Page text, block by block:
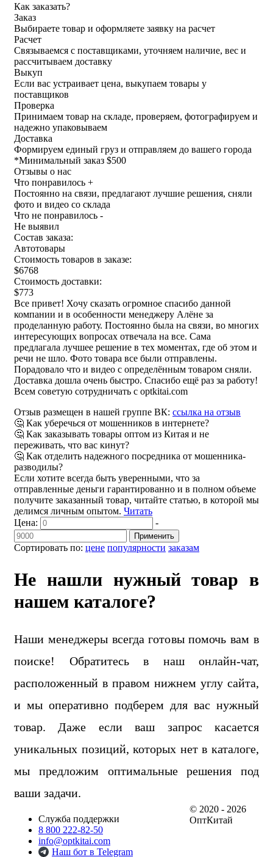
Как заказать?
Заказ
Выбираете товар и оформляете заявку на расчет
Расчет
Связываемся с поставщиками, уточняем наличие, вес и
рассчитываем доставку
Выкуп
Если вас устраивает цена, выкупаем товары у
поставщиков
Проверка
Принимаем товар на складе, проверяем, фотографируем и
надежно упаковываем
Доставка
Формируем единый груз и отправляем до вашего города
*Минимальный заказ $500
Отзывы о нас
Что понравилось +
Постоянно на связи, предлагают лучшие решения, сняли
фото и видео со склада
Что не понравилось -
Не выявил
Состав заказа:
Автотовары
Стоимость товаров в заказе:
$6768
Стоимость доставки:
$773
Все привет! Хочу сказать огромное спасибо данной
компании и в особенности менеджеру Алёне за
проделанную работу. Постоянно была на связи, во многих
интересующих вопросах отвечала на все. Сама
предлагала лучшее решение в тех моментах, где об этом и
речи не шло. Фото товара все были отправлены.
Порадовало что и видео с определённым товаром сняли.
Доставка дошла очень быстро. Спасибо ещё раз за работу!
Всем советую сотрудничать с optkitai.com
Отзыв размещен в нашей группе ВК: ссылка на отзыв
🤔 Как уберечься от мошенников в интернете?
🤔 Как заказывать товары оптом из Китая и не
переживать, что вас кинут?
🤔 Как отделить надежного посредника от мошенника-
разводилы?
Если хотите всегда быть уверенными, что за
отправленные деньги гарантированно и в полном объеме
получите заказанный товар, читайте статью, в которой мы
делимся личным опытом. Читать
Сортировать по: цене популярности заказам
Цена: -
Применить
Не нашли нужный товар в
нашем каталоге?
Наши менеджеры всегда готовы помочь вам в
поиске! Обратитесь в наш онлайн-чат,
расположенный в правом нижнем углу сайта,
и мы оперативно подберем для вас нужный
товар. Даже если ваш запрос касается
уникальных позиций, которых нет в каталоге,
мы предложим оптимальные решения под
ваши задачи.
Служба поддержки
8 800 222-82-50
info@optkitai.com
Наш бот в Telegram
© 2020 - 2026
ОптКитай